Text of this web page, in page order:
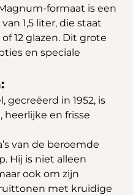
formaat is een
1,5 liter, die staat
12 glazen. Dit grote
en speciale
in 1952, is
en frisse
van de beroemde
Hij is niet alleen
ook om zijn
met kruidige